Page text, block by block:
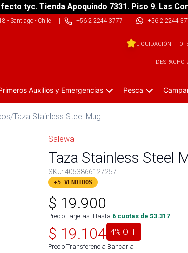
tyc. Tienda Apoquindo 7331. Piso 9. Las
- Santiago - Chile| +56 2 2244 3777 | +56 2 2244
LIQUIDACIÓN
DESPACHO
Auxilios y Emergencias Pesca
/Taza Stainless Steel Mug
Salewa
Taza Stainless Steel
SKU: 4053866127257
+5 VENDIDOS
$ 19.900
Precio Tarjetas: Hasta 6 cuotas de $3.317
$ 19.104 4% OFF
Precio Transferencia Bancaria